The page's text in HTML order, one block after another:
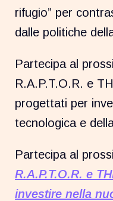
rifugio” per
dalle politiche
Partecipa al
R.A.P.T.O.R. e
progettati per
tecnologica e
Partecipa al
R.A.P.T.O.R. e
investire nella